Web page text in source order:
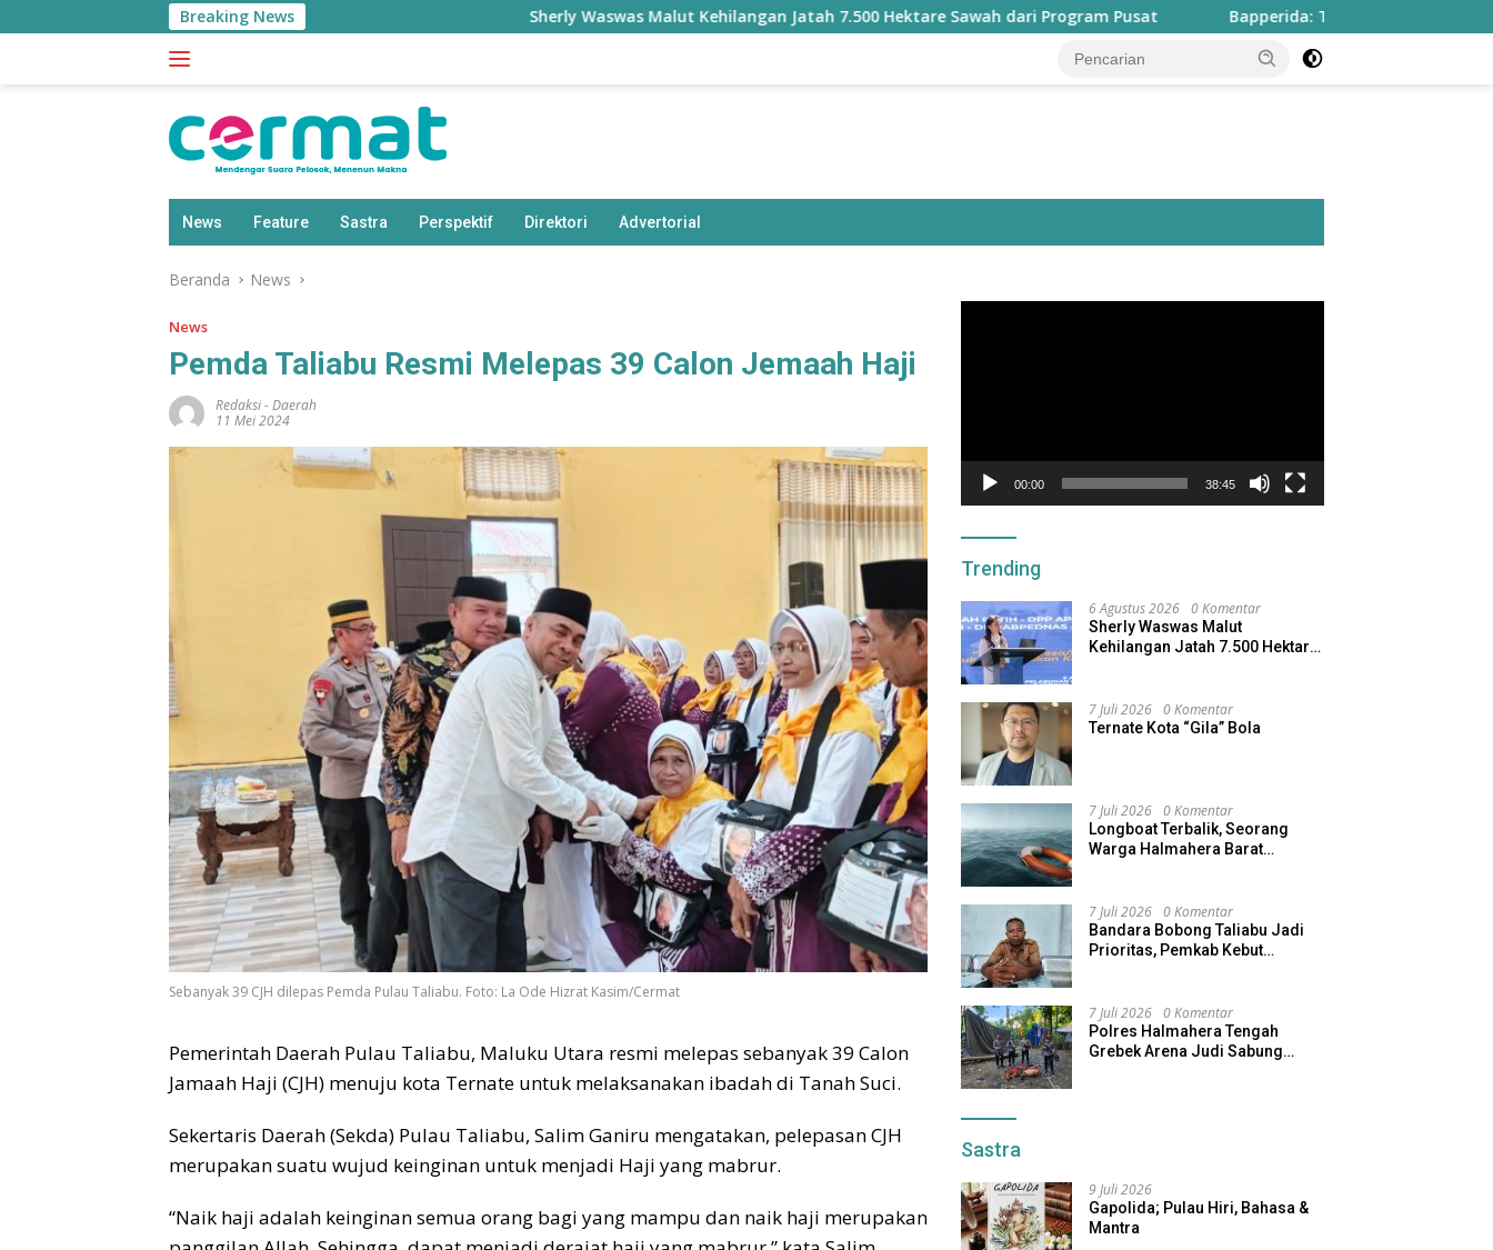
ke
Breaking News Sherly Waswas Malut Kehilangan Jatah 7.500 Hektare Sawah dari Program Pusat Bapperida: Taliabu Butuh Rp2 Triliun
News Feature Sastra Perspektif Direktori Advertorial
Beranda News
News
Pemda Taliabu Resmi Melepas 39 Calon Jemaah Haji
Redaksi-Daerah
11 Mei 2024
Sebanyak 39 CJH dilepas Pemda Pulau Taliabu. Foto: La Ode Hizrat Kasim/Cermat
Pemerintah Daerah Pulau Taliabu, Maluku Utara resmi melepas sebanyak 39 Calon
Jamaah Haji (CJH) menuju kota Ternate untuk melaksanakan ibadah di Tanah Suci.
Sekertaris Daerah (Sekda) Pulau Taliabu, Salim Ganiru mengatakan, pelepasan CJH
merupakan suatu wujud keinginan untuk menjadi Haji yang mabrur.
“Naik haji adalah keinginan semua orang bagi yang mampu dan naik haji merupakan
00:00 38:45
Trending
6 Agustus 2026 0 Komentar
Sherly Waswas Malut
Kehilangan Jatah 7.500 Hektare
7 Juli 2026 0 Komentar
Ternate Kota “Gila” Bola
7 Juli 2026 0 Komentar
Longboat Terbalik, Seorang
Warga Halmahera Barat
7 Juli 2026 0 Komentar
Bandara Bobong Taliabu Jadi
Prioritas, Pemkab Kebut
7 Juli 2026 0 Komentar
Polres Halmahera Tengah
Grebek Arena Judi Sabung
Sastra
9 Juli 2026
Gapolida; Pulau Hiri, Bahasa &
Mantra